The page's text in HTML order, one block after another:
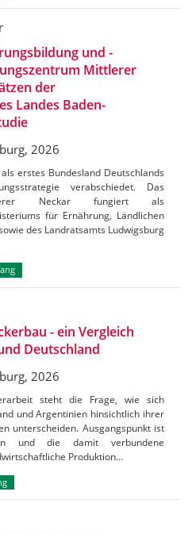
und -
Mittlerer
der
Landes Baden-
2026
erstes Bundesland Deutschlands
verabschiedet. Das
Neckar fungiert als
für Ernährung, Ländlichen
des Landratsamts Ludwigsburg
- ein Vergleich
Deutschland
2026
steht die Frage, wie sich
und Argentinien hinsichtlich ihrer
unterscheiden. Ausgangspunkt ist
und die damit verbundene
Produktion…